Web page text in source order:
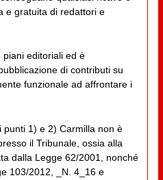
e gratuita di redattori e
editoriali ed è
di contributi su
funzionale ad affrontare i
1) e 2) Carmilla non è
il Tribunale, ossia alla
dalla Legge 62/2001, nonché
103/2012, _N. 4_16 e